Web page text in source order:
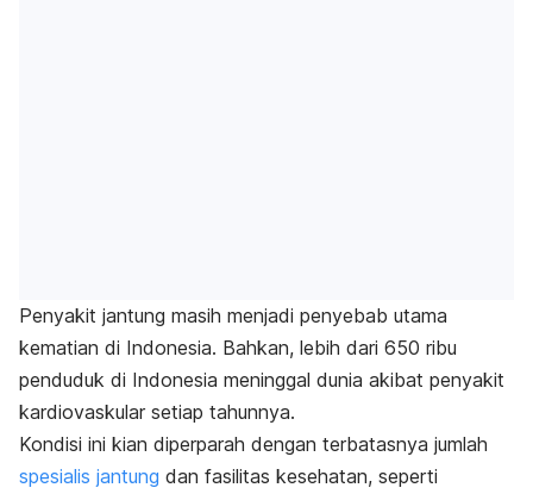
Penyakit jantung masih menjadi penyebab utama
kematian di Indonesia. Bahkan, lebih dari 650 ribu
penduduk di Indonesia meninggal dunia akibat penyakit
kardiovaskular setiap tahunnya.
Kondisi ini kian diperparah dengan terbatasnya jumlah
spesialis jantung dan fasilitas kesehatan, seperti